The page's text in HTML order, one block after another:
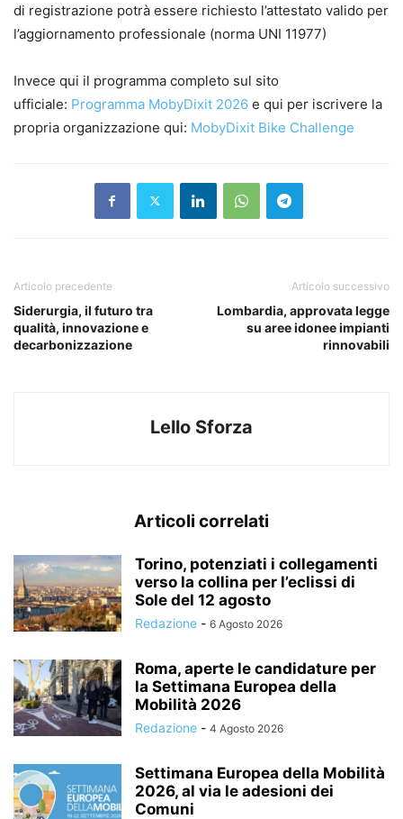
di registrazione potrà essere richiesto l’attestato valido per
l’aggiornamento professionale (norma UNI 11977)
Invece qui il programma completo sul sito
ufficiale: Programma MobyDixit 2026 e qui per iscrivere la
propria organizzazione qui: MobyDixit Bike Challenge
Articolo precedente
Siderurgia, il futuro tra
qualità, innovazione e
decarbonizzazione
Articolo successivo
Lombardia, approvata legge
su aree idonee impianti
rinnovabili
Lello Sforza
Articoli correlati
Torino, potenziati i collegamenti
verso la collina per l’eclissi di
Sole del 12 agosto
Redazione - 6 Agosto 2026
Roma, aperte le candidature per
la Settimana Europea della
Mobilità 2026
Redazione - 4 Agosto 2026
Settimana Europea della Mobilità
2026, al via le adesioni dei
Comuni